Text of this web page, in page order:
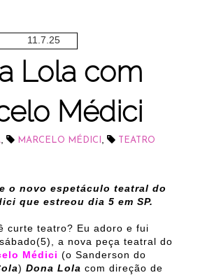
11.7.25
Lola com
Médici
, MARCELO MÉDICI , TEATRO
o novo espetáculo teatral do
que estreou dia 5 em SP.
curte teatro? Eu adoro e fui
a nova peça teatral do
Médici (o Sanderson do
) Dona Lola com direção de